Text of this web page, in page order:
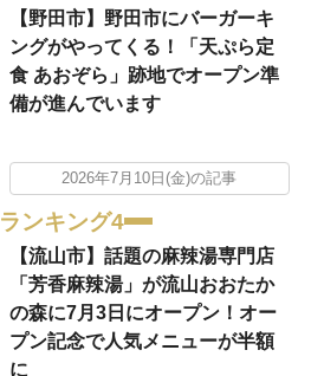
【野田市】野田市にバーガーキ
ングがやってくる！「天ぷら定
食 あおぞら」跡地でオープン準
備が進んでいます
2026年7月10日(金)の記事
ランキング4
【流山市】話題の麻辣湯専門店
「芳香麻辣湯」が流山おおたか
の森に7月3日にオープン！オー
プン記念で人気メニューが半額
に